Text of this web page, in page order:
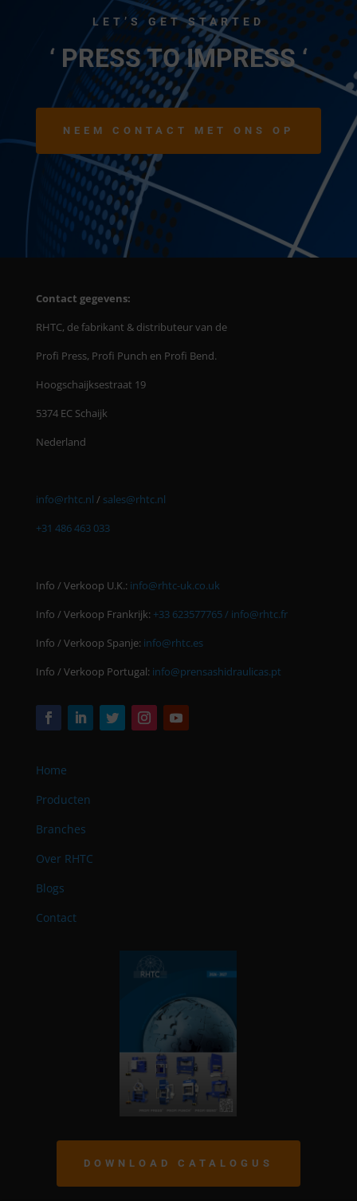
LET’S GET STARTED
‘ PRESS TO IMPRESS ‘
NEEM CONTACT MET ONS OP
Contact gegevens:
RHTC, de fabrikant & distributeur van de
Profi Press, Profi Punch en Profi Bend.
Hoogschaijksestraat 19
5374 EC Schaijk
Nederland
info@rhtc.nl / sales@rhtc.nl
+31 486 463 033
Info / Verkoop U.K.: info@rhtc-uk.co.uk
Info / Verkoop Frankrijk: +33 623577765 / info@rhtc.fr
Info / Verkoop Spanje: info@rhtc.es
Info / Verkoop Portugal: info@prensashidraulicas.pt
Home
Producten
Branches
Over RHTC
Blogs
Contact
DOWNLOAD CATALOGUS